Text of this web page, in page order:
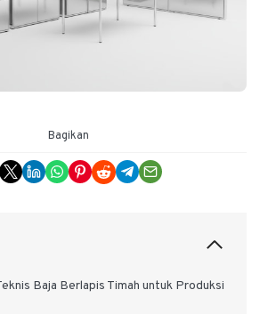
Bagikan
Baja Berlapis Timah untuk Produksi